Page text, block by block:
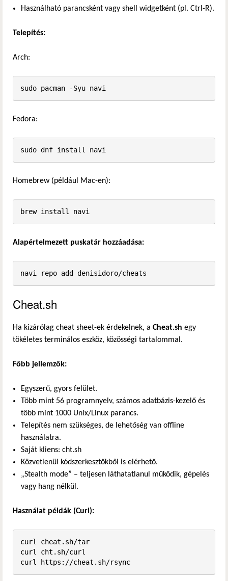
Használható parancsként vagy shell widgetként (pl. Ctrl-R).
Telepítés:
Arch:
sudo pacman -Syu navi
Fedora:
sudo dnf install navi
Homebrew (például Mac-en):
brew install navi
Alapértelmezett puskatár hozzáadása:
navi repo add denisidoro/cheats
Cheat.sh
Ha kizárólag cheat sheet-ek érdekelnek, a Cheat.sh egy
tökéletes terminálos eszköz, közösségi tartalommal.
Főbb jellemzők:
Egyszerű, gyors felület.
Több mint 56 programnyelv, számos adatbázis-kezelő és
több mint 1000 Unix/Linux parancs.
Telepítés nem szükséges, de lehetőség van offline
használatra.
Saját kliens: cht.sh
Közvetlenül kódszerkesztőkből is elérhető.
„Stealth mode” – teljesen láthatatlanul működik, gépelés
vagy hang nélkül.
Használat példák (Curl):
curl cheat.sh/tar
curl cht.sh/curl
curl https://cheat.sh/rsync